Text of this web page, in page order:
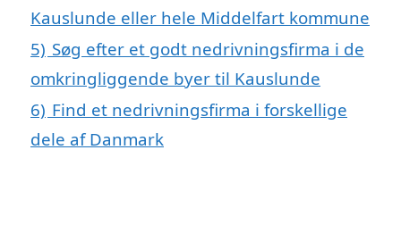
Kauslunde eller hele Middelfart kommune
5) Søg efter et godt nedrivningsfirma i de
omkringliggende byer til Kauslunde
6) Find et nedrivningsfirma i forskellige
dele af Danmark